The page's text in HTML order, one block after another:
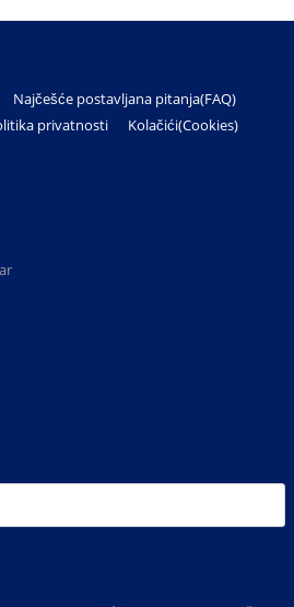
Najčešće postavljana pitanja(FAQ)
privatnosti
Kolačići(Cookies)